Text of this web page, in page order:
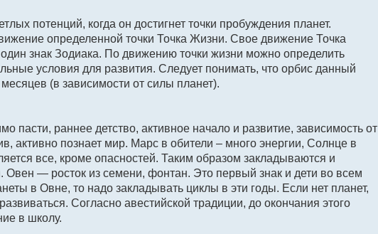
потенций, когда он достигнет точки пробуждения планет.
определенной точки Точка Жизни. Свое движение Точка
знак Зодиака. По движению точки жизни можно определить
условия для развития. Следует понимать, что орбис данный
(в зависимости от силы планет).
пасти, раннее детство, активное начало и развитие, зависимость от
активно познает мир. Марс в обители – много энергии, Солнце в
все, кроме опасностей. Таким образом закладываются и
Овен — росток из семени, фонтан. Это первый знак и дети во всем
в Овне, то надо закладывать циклы в эти годы. Если нет планет,
Согласно авестийской традиции, до окончания этого
в школу.